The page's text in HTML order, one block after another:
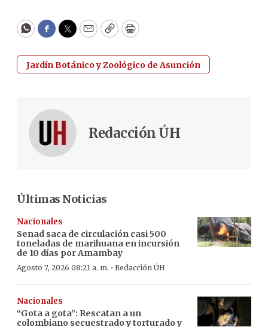
WhatsApp
Facebook
Twitter
EmailCopyPrint
Jardín Botánico y Zoológico de Asunción
Redacción ÚH
Últimas Noticias
Nacionales
Senad saca de circulación casi 500
toneladas de marihuana en incursión
de 10 días por Amambay
Agosto 7, 2026 08:21 a. m. · Redacción ÚH
Nacionales
“Gota a gota”: Rescatan a un
colombiano secuestrado y torturado y